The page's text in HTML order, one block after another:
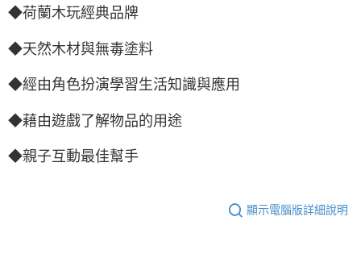
◆荷蘭木玩經典品牌
◆天然木材與無毒塗料
◆經由角色扮演學習生活知識與應用
◆藉由遊戲了解物品的用途
◆親子互動最佳幫手
顯示電腦版詳細說明